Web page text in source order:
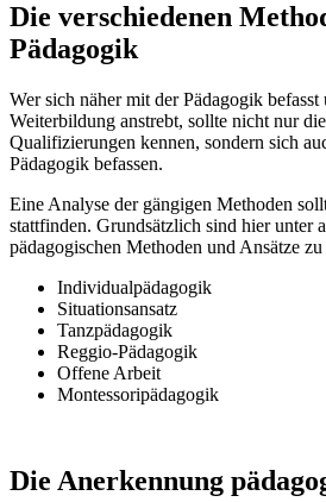
Die verschiedenen
Pädagogik
Wer sich näher mit der Pädagogik
Weiterbildung anstrebt, sollte nicht nur
Qualifizierungen kennen, sondern sich
Pädagogik befassen.
Eine Analyse der gängigen Methoden
stattfinden. Grundsätzlich sind hier unter
pädagogischen Methoden und Ansätze zu
Individualpädagogik
Situationsansatz
Tanzpädagogik
Reggio-Pädagogik
Offene Arbeit
Montessoripädagogik
Die Anerkennung